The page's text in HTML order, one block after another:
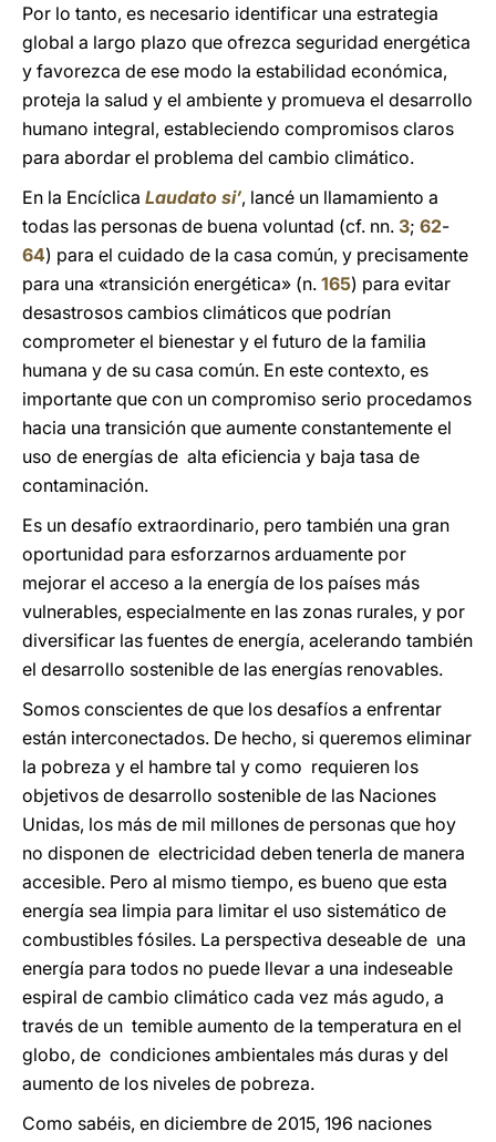
Por lo tanto, es necesario identificar una estrategia
global a largo plazo que ofrezca seguridad energética
y favorezca de ese modo la estabilidad económica,
proteja la salud y el ambiente y promueva el desarrollo
humano integral, estableciendo compromisos claros
para abordar el problema del cambio climático.
En la Encíclica Laudato si’, lancé un llamamiento a
todas las personas de buena voluntad (cf. nn. 3; 62-
64) para el cuidado de la casa común, y precisamente
para una «transición energética» (n. 165) para evitar
desastrosos cambios climáticos que podrían
comprometer el bienestar y el futuro de la familia
humana y de su casa común. En este contexto, es
importante que con un compromiso serio procedamos
hacia una transición que aumente constantemente el
uso de energías de alta eficiencia y baja tasa de
contaminación.
Es un desafío extraordinario, pero también una gran
oportunidad para esforzarnos arduamente por
mejorar el acceso a la energía de los países más
vulnerables, especialmente en las zonas rurales, y por
diversificar las fuentes de energía, acelerando también
el desarrollo sostenible de las energías renovables.
Somos conscientes de que los desafíos a enfrentar
están interconectados. De hecho, si queremos eliminar
la pobreza y el hambre tal y como requieren los
objetivos de desarrollo sostenible de las Naciones
Unidas, los más de mil millones de personas que hoy
no disponen de electricidad deben tenerla de manera
accesible. Pero al mismo tiempo, es bueno que esta
energía sea limpia para limitar el uso sistemático de
combustibles fósiles. La perspectiva deseable de una
energía para todos no puede llevar a una indeseable
espiral de cambio climático cada vez más agudo, a
través de un temible aumento de la temperatura en el
globo, de condiciones ambientales más duras y del
aumento de los niveles de pobreza.
Como sabéis, en diciembre de 2015, 196 naciones